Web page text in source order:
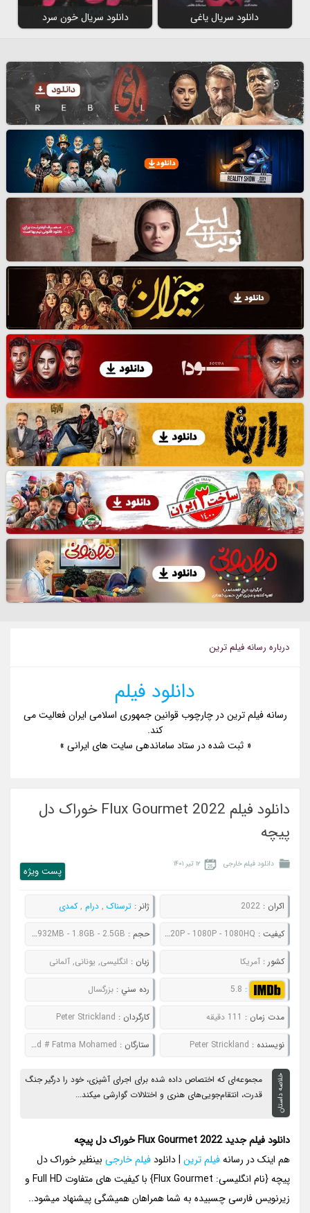
دانلود سریال یاغی دانلود سریال خون سرد
درباره رسانه فيلم ترين
دانلود فیلم
رسانه فیلم ترین در چارچوب قوانین جمهوری اسلامی ایران فعالیت می
کند.
« ثبت شده در ستاد ساماندهی سایت های ایرانی »
دانلود فیلم Flux Gourmet 2022 خوراک دل‌
پیچه
دانلود فیلم خارجی ۱۲ تیر ۱۴۰۱
پست ويژه
اکران :2022 ژانر : ترسناک , درام ,کمدی
کيفيت : 480P - 720P - 1080P - 1080HQ حجم : 661MB - 932MB - 1.8GB - 2.5GB
کشور :آمریکا زبان : انگلیسی, یونانی, آلمانی
:
5.8 رده سني : بزرگسال
مدت زمان : 111 دقیقه کارگردان : Peter Strickland
نويسنده : Peter Strickland ستارگان : Asa Butterfield # Gwendoline Christie # Ariane Labed # Fatma Mohamed
خلاصه داستان
مجموعه‌ای که اختصاص داده شده برای اجرای آشپزی، خود را درگیر جنگ
قدرت، انتقام‌جویی‌های هنری و اختلالات گوارشی میکند...
دانلود فیلم جدید Flux Gourmet 2022 خوراک دل‌ پیچه
هم اینک در رسانهفیلم ترین | دانلودفیلم خارجی بینظیر خوراک دل
پیچه {نام انگلیسی: Flux Gourmet} با کیفیت های متفاوت Full HD و
زیرنویس فارسی چسبیده به شما همراهان همیشگی پیشنهاد میشود..